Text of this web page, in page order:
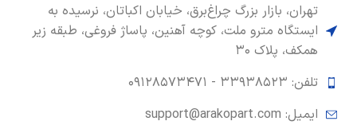
تهران، بازار بزرگ چراغ‌برق، خیابان اکباتان، نرسیده به
ایستگاه مترو ملت، کوچه آهنین، پاساژ فروغی، طبقه زیر
همکف، پلاک ۳۰
تلفن: ۳۳۹۳۸۵۲۳ -
۰۹۱۲۸۵۷۳۴۷۱
ایمیل: support@arakopart.com